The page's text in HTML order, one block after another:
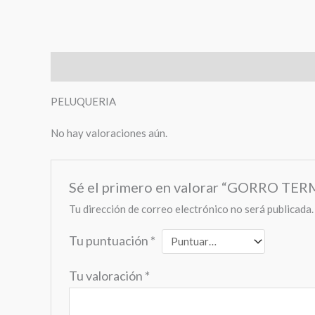
PELUQUERIA
No hay valoraciones aún.
Sé el primero en valorar “GORRO
Tu dirección de correo electrónico no será publicada.
Tu puntuación *
Tu valoración *